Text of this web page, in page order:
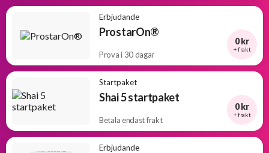
Erbjudande
ProstarOn®
Prova i 30 dagar
0 kr
+ frakt
Startpaket
Shai 5 startpaket
Betala endast frakt
0 kr
+ frakt
Erbjudande